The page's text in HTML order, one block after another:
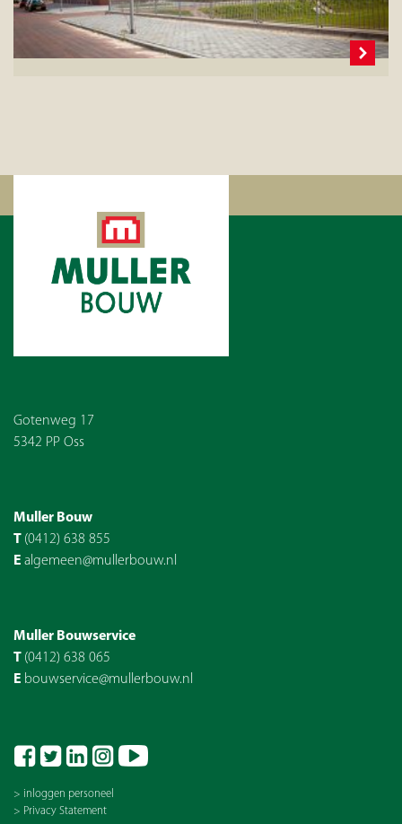
Gotenweg 17
5342 PP Oss
Muller Bouw
T (0412) 638 855
E algemeen@mullerbouw.nl
Muller Bouwservice
T (0412) 638 065
E bouwservice@mullerbouw.nl
> inloggen personeel
> Privacy Statement